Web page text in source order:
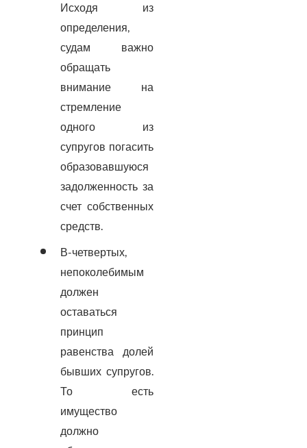
Исходя из
определения,
судам важно
обращать
внимание на
стремление
одного из
супругов погасить
образовавшуюся
задолженность за
счет собственных
средств.
В-четвертых,
непоколебимым
должен
оставаться
принцип
равенства долей
бывших супругов.
То есть
имущество
должно